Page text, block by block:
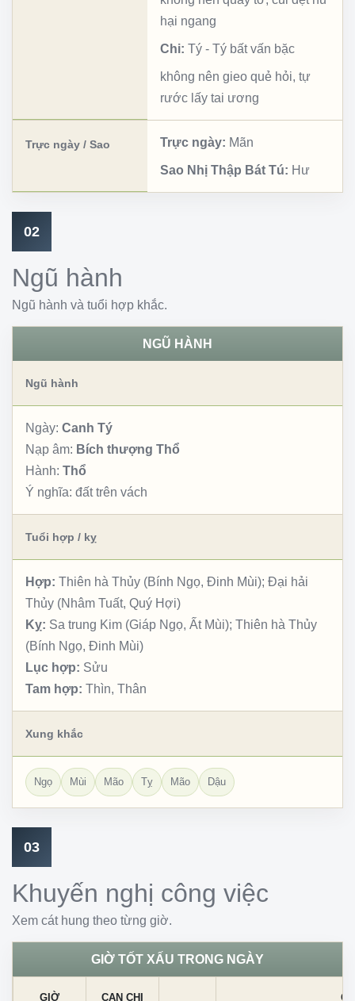
hại ngang
Chi: Tý - Tý bất vấn bặc
không nên gieo quẻ hỏi, tự
rước lấy tai ương
Trực ngày / Sao Trực ngày: Mãn
Sao Nhị Thập Bát Tú: Hư
02
Ngũ hành
Ngũ hành và tuổi hợp khắc.
NGŨ HÀNH
Ngũ hành
Ngày: Canh Tý
Nạp âm: Bích thượng Thổ
Hành: Thổ
Ý nghĩa: đất trên vách
Tuổi hợp / kỵ
Hợp: Thiên hà Thủy (Bính Ngọ, Đinh Mùi); Đại hải
Thủy (Nhâm Tuất, Quý Hợi)
Kỵ: Sa trung Kim (Giáp Ngọ, Ất Mùi); Thiên hà Thủy
(Bính Ngọ, Đinh Mùi)
Lục hợp: Sửu
Tam hợp: Thìn, Thân
Xung khắc
Ngọ Mùi Mão Tỵ Mão Dậu
03
Khuyến nghị công việc
Xem cát hung theo từng giờ.
GIỜ TỐT XẤU TRONG NGÀY
GIỜ CAN CHI